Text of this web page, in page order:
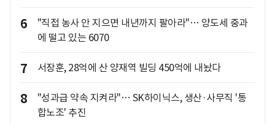
6
"직접 농사 안 지으면 내년까지 팔아라"… 양도세 중과
에 떨고 있는 6070
7 서장훈, 28억에 산 양재역 빌딩 450억에 내놨다
8
"성과급 약속 지켜라"… SK하이닉스, 생산·사무직 '통
합노조' 추진